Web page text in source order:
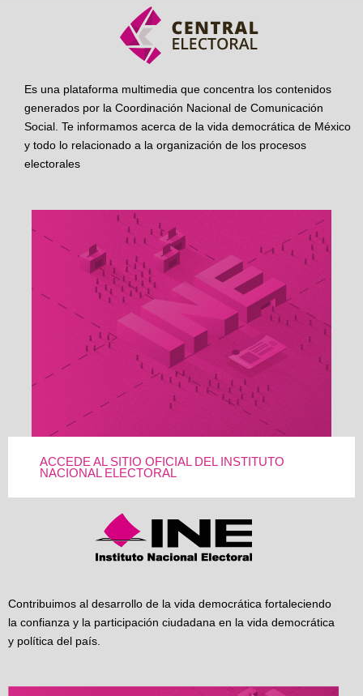
Es una plataforma multimedia que concentra los contenidos
generados por la Coordinación Nacional de Comunicación
Social. Te informamos acerca de la vida democrática de México
y todo lo relacionado a la organización de los procesos
electorales
ACCEDE AL SITIO OFICIAL DEL INSTITUTO
NACIONAL ELECTORAL
Contribuimos al desarrollo de la vida democrática fortaleciendo
la confianza y la participación ciudadana en la vida democrática
y política del país.